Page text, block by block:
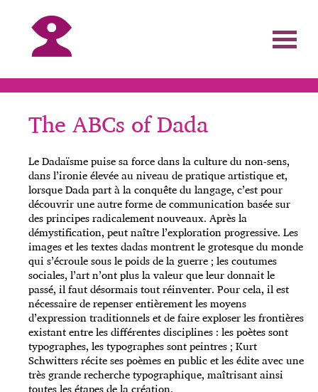
The ABCs of Dada
Le Dadaïsme puise sa force dans la culture du non-sens,
dans l’ironie élevée au niveau de pratique artistique et,
lorsque Dada part à la conquête du langage, c’est pour
découvrir une autre forme de communication basée sur
des principes radicalement nouveaux. Après la
démystification, peut naître l’exploration progressive. Les
images et les textes dadas montrent le grotesque du monde
qui s’écroule sous le poids de la guerre ; les coutumes
sociales, l’art n’ont plus la valeur que leur donnait le
passé, il faut désormais tout réinventer. Pour cela, il est
nécessaire de repenser entièrement les moyens
d’expression traditionnels et de faire exploser les frontières
existant entre les différentes disciplines : les poètes sont
typographes, les typographes sont peintres ; Kurt
Schwitters récite ses poèmes en public et les édite avec une
très grande recherche typographique, maîtrisant ainsi